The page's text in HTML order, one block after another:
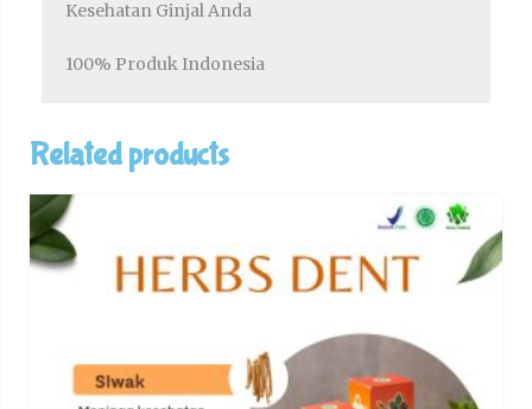
Kesehatan Ginjal Anda
100% Produk Indonesia
Related products